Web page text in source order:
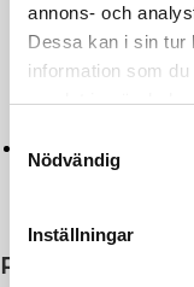
annons- och
Dessa kan i sin tur
information som
samlat in när du
Nödvändig
Inställningar
dig ett fast pris,
vet exakt vad
något arbete
Respektfulla,
Ring